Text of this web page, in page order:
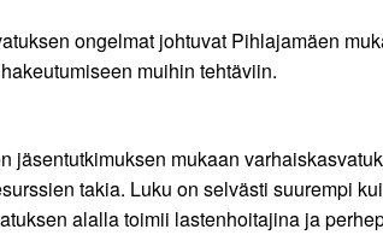
ongelmat johtuvat Pihlajamäen
muihin tehtäviin.
jäsentutkimuksen mukaan
takia. Luku on selvästi suurempi
alalla toimii lastenhoitajina ja